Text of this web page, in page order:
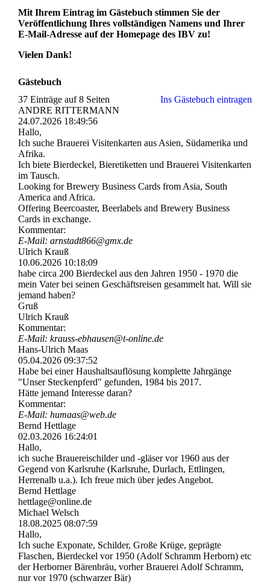
Mit Ihrem Eintrag im Gästebuch stimmen Sie der
Veröffentlichung Ihres vollständigen Namens und Ihrer
E-Mail-Adresse auf der Homepage des IBV zu!
Vielen Dank!
Gästebuch
37 Einträge auf 8 Seiten
Ins Gästebuch eintragen
ANDRE RITTERMANN
24.07.2026 18:49:56
Hallo,
Ich suche Brauerei Visitenkarten aus Asien, Südamerika und
Afrika.
Ich biete Bierdeckel, Bieretiketten und Brauerei Visitenkarten
im Tausch.
Looking for Brewery Business Cards from Asia, South
America and Africa.
Offering Beercoaster, Beerlabels and Brewery Business
Cards in exchange.
Kommentar:
E-Mail: arnstadt866@gmx.de
Ulrich Krauß
10.06.2026 10:18:09
habe circa 200 Bierdeckel aus den Jahren 1950 - 1970 die
mein Vater bei seinen Geschäftsreisen gesammelt hat. Will sie
jemand haben?
Gruß
Ulrich Krauß
Kommentar:
E-Mail: krauss-­ebhausen@­t-­online.­de
Hans-Ulrich Maas
05.04.2026 09:37:52
Habe bei einer Haushaltsauflösung komplette Jahrgänge
"Unser Steckenpferd" gefunden, 1984 bis 2017.
Hätte jemand Interesse daran?
Kommentar:
E-Mail: humaas@web.de
Bernd Hettlage
02.03.2026 16:24:01
Hallo,
ich suche Brauereischilder und -gläser vor 1960 aus der
Gegend von Karlsruhe (Karlsruhe, Durlach, Ettlingen,
Herrenalb u.a.). Ich freue mich über jedes Angebot.
Bernd Hettlage
hettlage@online.de
Michael Welsch
18.08.2025 08:07:59
Hallo,
Ich suche Exponate, Schilder, Große Krüge, geprägte
Flaschen, Bierdeckel vor 1950 (Adolf Schramm Herborn) etc
der Herborner Bärenbräu, vorher Brauerei Adolf Schramm,
nur vor 1970 (schwarzer Bär)